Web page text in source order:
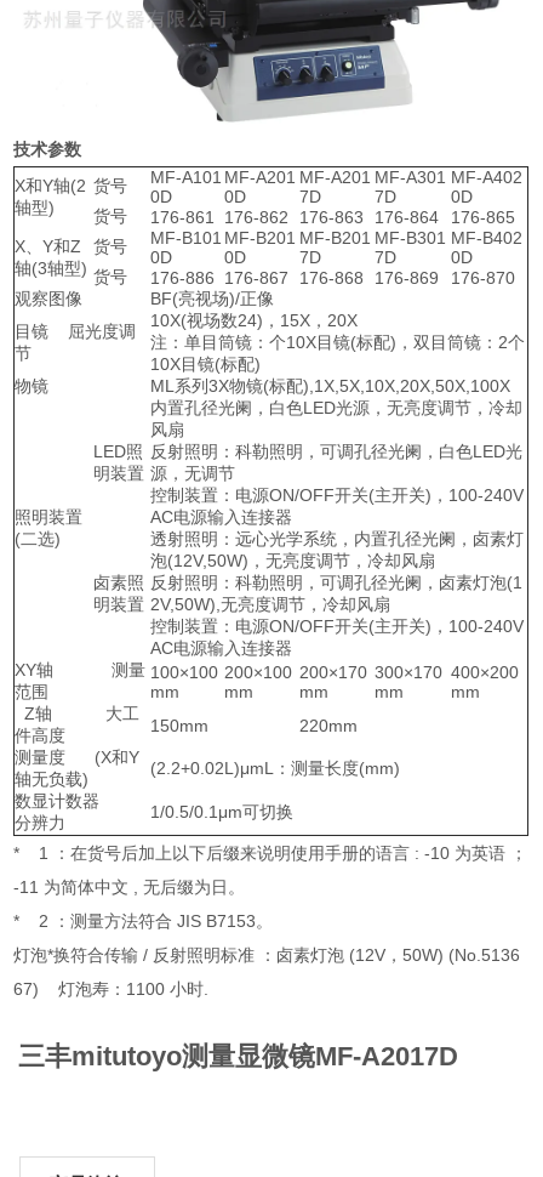
技术参数
X和Y轴(2
轴型)
货号
MF-A101
0D
MF-A201
0D
MF-A201
7D
MF-A301
7D
MF-A402
0D
货号
176-861 176-862 176-863 176-864
176-865
X、Y和Z
轴(3轴型)
货号
MF-B101
0D
MF-B201
0D
MF-B201
7D
MF-B301
7D
MF-B402
0D
货号
176-886 176-867 176-868 176-869
176-870
观察图像
BF(亮视场)/正像
目镜 屈光度调
节
10X(视场数24)，15X，20X
注：单目筒镜：个10X目镜(标配)，双目筒镜：2个
10X目镜(标配)
物镜
ML系列3X物镜(标配),1X,5X,10X,20X,50X,100X
照明装置
(二选)
LED照
明装置
内置孔径光阑，白色LED光源，无亮度调节，冷却
风扇
反射照明：科勒照明，可调孔径光阑，白色LED光
源，无调节
控制装置：电源ON/OFF开关(主开关)，100-240V
AC电源输入连接器
卤素照
明装置
透射照明：远心光学系统，内置孔径光阑，卤素灯
泡(12V,50W)，无亮度调节，冷却风扇
反射照明：科勒照明，可调孔径光阑，卤素灯泡(1
2V,50W),无亮度调节，冷却风扇
控制装置：电源ON/OFF开关(主开关)，100-240V
AC电源输入连接器
XY轴 测量
范围
100×100
mm
200×100
mm
200×170
mm
300×170
mm
400×200
mm
Z轴 大工
件高度
150mm
220mm
测量度 (X和Y
轴无负载)
(2.2+0.02L)μmL：测量长度(mm)
数显计数器
分辨力
1/0.5/0.1μm可切换
* 1 ：在货号后加上以下后缀来说明使用手册的语言 : -10 为英语 ；
-11 为简体中文 , 无后缀为日。
* 2 ：测量方法符合 JIS B7153。
灯泡*换符合传输 / 反射照明标准 ：卤素灯泡 (12V，50W) (No.5136
67) 灯泡寿：1100 小时.
三丰mitutoyo测量显微镜MF-A2017D